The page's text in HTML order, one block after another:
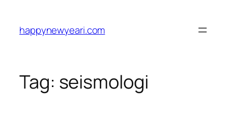
content
happynewyeari.com
Tag: seismologi